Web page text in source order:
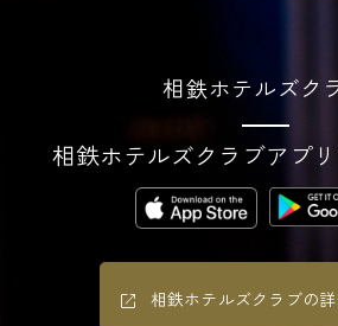
相鉄ホテルズク
相鉄ホテルズクラブアプ
相鉄ホテルズクラブの